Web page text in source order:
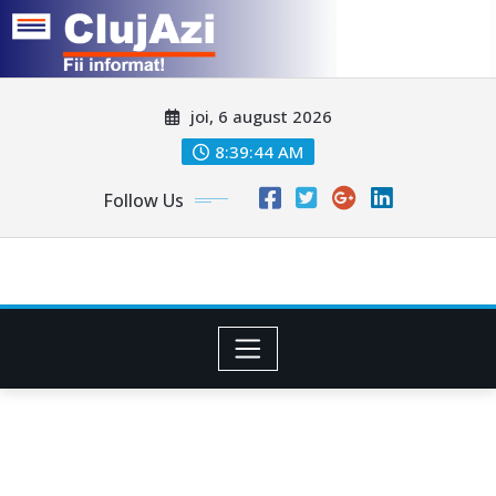
joi, 6 august 2026
8:39:47 AM
Follow Us